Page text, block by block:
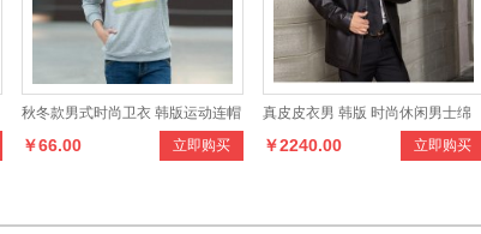
秋冬款男式时尚卫衣 韩版运动连帽
套头外套 立即购买
￥66.00
真皮皮衣男 韩版 时尚休闲男士绵
羊皮真皮皮衣 立即购买
￥2240.00